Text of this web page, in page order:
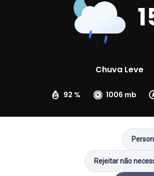
Chuva Leve
92 % 1006 mb
Rejeitar não